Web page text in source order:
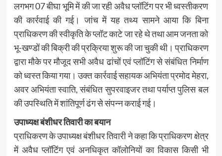
लगभग 07 बीघा भूमि में की जा रही अवैध प्लॉटिंग पर भी ध्वस्तीकरण
की कार्रवाई की गई। जांच में यह तथ्य सामने आया कि बिना
प्राधिकरण की स्वीकृति के प्लॉट काटे जा रहे थे तथा आम जनता को
भू-खण्डों की बिक्री की प्रक्रिया शुरू की जा चुकी थी। प्राधिकरण
द्वारा मौके पर मौजूद सभी अवैध ढांचों एवं प्लॉटिंग से संबंधित निर्माण
को ध्वस्त किया गया। उक्त कार्रवाई सहायक अभियंता प्रमोद मेहरा,
अवर अभियंता स्वाति, संबंधित सुपरवाइजर तथा पर्याप्त पुलिस बल
की उपस्थिति में शांतिपूर्ण ढंग से संपन्न कराई गई।
उपाध्यक्ष बंशीधर तिवारी का बयान
प्राधिकरण के उपाध्यक्ष बंशीधर तिवारी ने कहा कि प्राधिकरण क्षेत्र
में अवैध प्लॉटिंग एवं अनधिकृत कॉलोनियों का विकास किसी भी